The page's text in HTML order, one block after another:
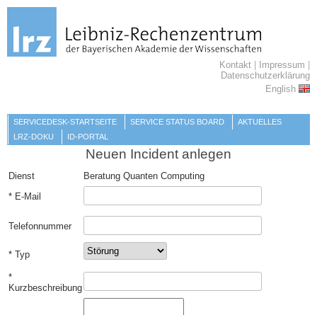
Kontakt Impressum
Datenschutzerklärung
English
SERVICEDESK-STARTSEITE SERVICE STATUS BOARD
AKTUELLES
LRZ-DOKU
ID-PORTAL
Neuen Incident anlegen
Dienst
Beratung Quanten Computing
E-Mail
Telefonnummer
Typ
Kurzbeschreibung